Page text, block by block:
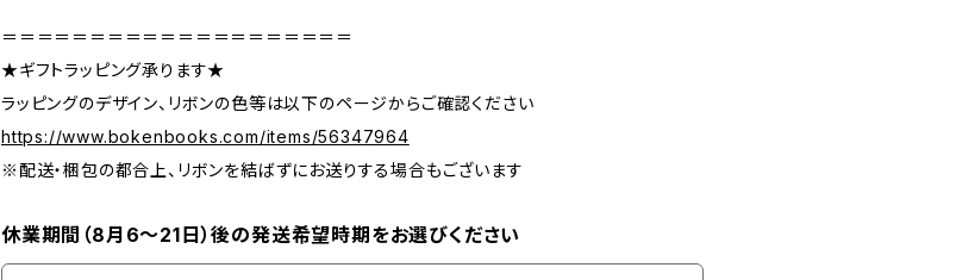
＝＝＝＝＝＝＝＝＝＝＝＝＝＝＝＝＝＝＝＝
★ギフトラッピング承ります★
ラッピングのデザイン、リボンの色等は以下のページからご確認ください
https://www.bokenbooks.com/items/56347964
※配送・梱包の都合上、リボンを結ばずにお送りする場合もございます
休業期間（8月6〜21日）後の発送希望時期をお選びください